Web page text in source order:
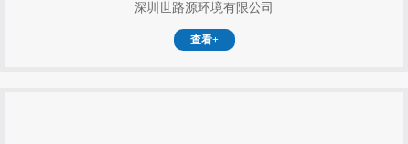
深圳世路源环境有限公司
查看+